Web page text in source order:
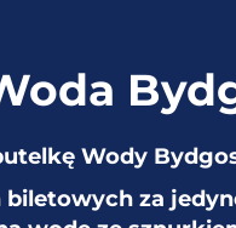
Wody
za